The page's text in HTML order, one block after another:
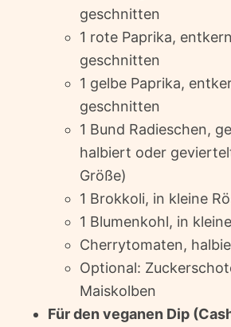
geschnitten
1 rote Paprika,
geschnitten
1 gelbe Paprika,
geschnitten
1 Bund Radieschen,
halbiert oder
Größe)
1 Brokkoli, in kleine
1 Blumenkohl, in
Cherrytomaten,
Optional:
Maiskolben
Für den veganen Dip